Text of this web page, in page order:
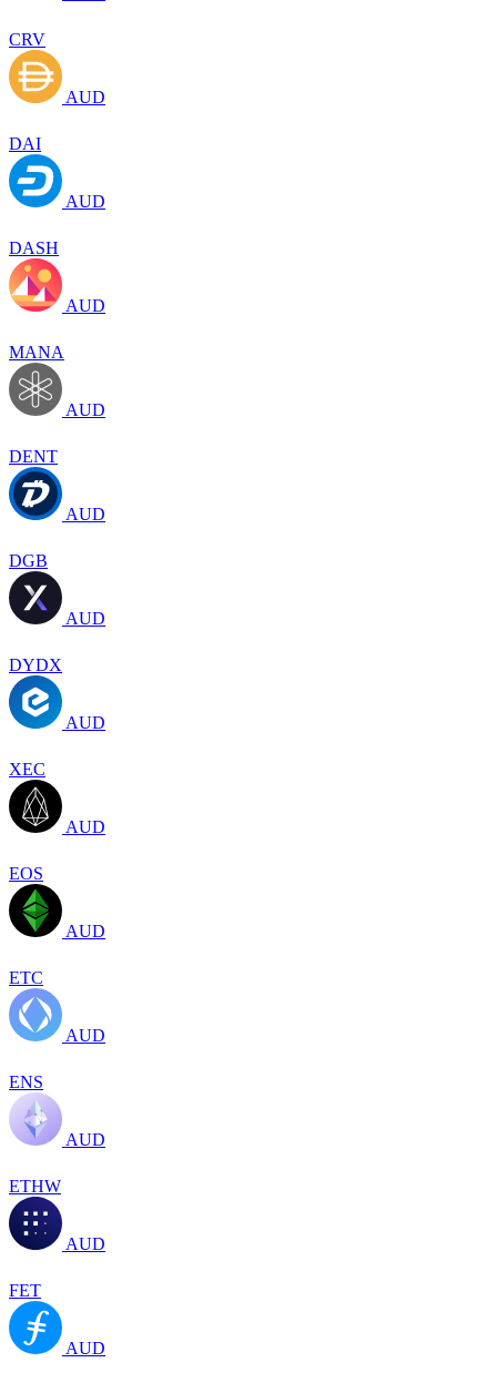
CRV
AUD
DAI
AUD
DASH
AUD
MANA
AUD
DENT
AUD
DGB
AUD
DYDX
AUD
XEC
AUD
EOS
AUD
ETC
AUD
ENS
AUD
ETHW
AUD
FET
AUD